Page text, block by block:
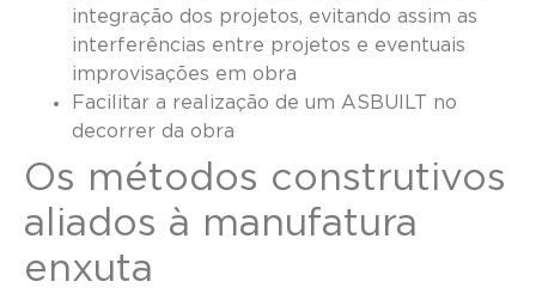
integração dos projetos, evitando assim as
interferências entre projetos e eventuais
improvisações em obra
Facilitar a realização de um ASBUILT no
decorrer da obra
Os métodos construtivos
aliados à manufatura
enxuta